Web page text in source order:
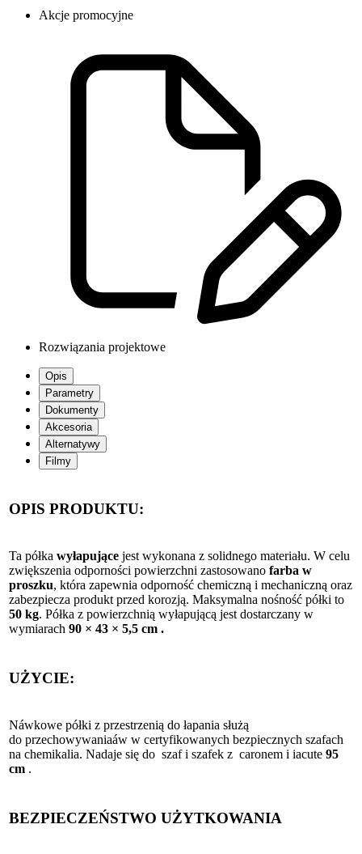
Akcje promocyjne
Rozwiązania projektowe
Opis
Parametry
Dokumenty
Akcesoria
Alternatywy
Filmy
OPIS PRODUKTU:
Ta półka wyłapujące jest wykonana z solidnego materiału. W celu
zwiększenia odporności powierzchni zastosowano farba w
proszku, która zapewnia odporność chemiczną i mechaniczną oraz
zabezpiecza produkt przed korozją. Maksymalna nośność półki to
50 kg. Półka z powierzchnią wyłapującą jest dostarczany w
wymiarach 90 × 43 × 5,5 cm .
UŻYCIE:
Náwkowe półki z przestrzenią do łapania służą
do przechowywaniaáw w certyfikowanych bezpiecznych szafach
na chemikalia. Nadaje się do szaf i szafek z caronem i iacute 95
cm .
BEZPIECZEŃSTWO UŻYTKOWANIA